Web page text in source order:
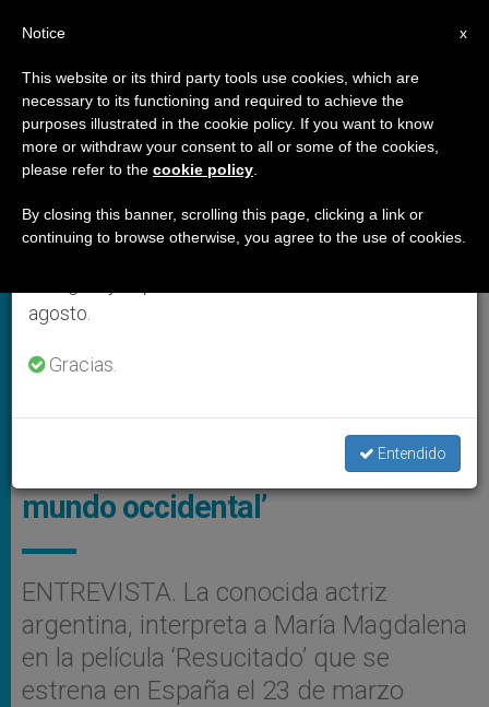
ARCHIVES ,ARTE Y CULTURA
es uno de los pilares más
importantes de la cultura del
mundo occidental’
ENTREVISTA. La conocida actriz
argentina, interpreta a María Magdalena
en la película ‘Resucitado’ que se
estrena en España el 23 de marzo
×
Aviso importante
Del 27 de julio al 7 de agosto haremos la pausa
anual, aprovechando que en el periodo de verano
se generan menos informaciones y también el
agosto.
Gracias.
Entendido
x
Notice
This website or its third party tools use cookies, which are
necessary to its functioning and required to achieve the
purposes illustrated in the cookie policy. If you want to know
more or withdraw your consent to all or some of the cookies,
please refer to the cookie policy
By closing this banner, scrolling this page, clicking a link or
continuing to browse otherwise, you agree to the use of cookies.